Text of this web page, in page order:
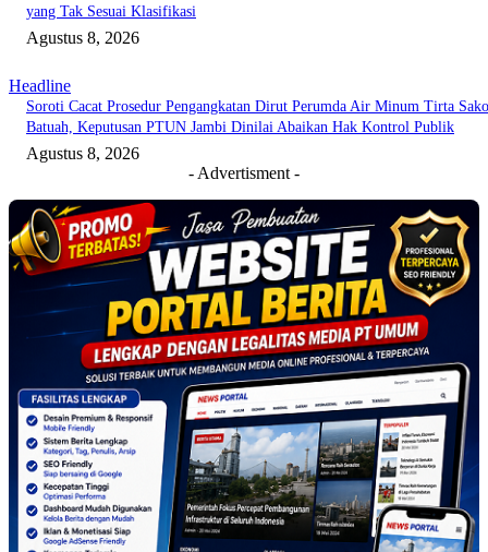
yang Tak Sesuai Klasifikasi
Agustus 8, 2026
Headline
Soroti Cacat Prosedur Pengangkatan Dirut Perumda Air Minum Tirta Sako
Batuah, Keputusan PTUN Jambi Dinilai Abaikan Hak Kontrol Publik
Agustus 8, 2026
- Advertisment -